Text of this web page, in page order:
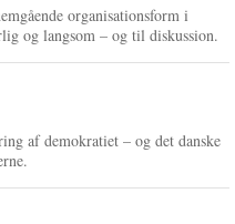
organisationsform i
og langsom – og til diskussion.
af demokratiet – og det danske